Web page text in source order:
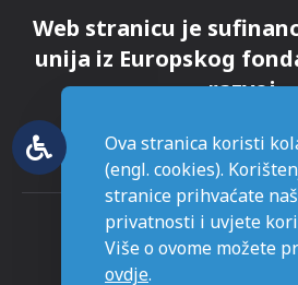
Web stranicu je
unija iz Europskog
razvoj.
Ova stranica koristi
(engl. cookies).
stranice prihvaćate
privatnosti i uvjete
Više o ovome možete
ovdje.